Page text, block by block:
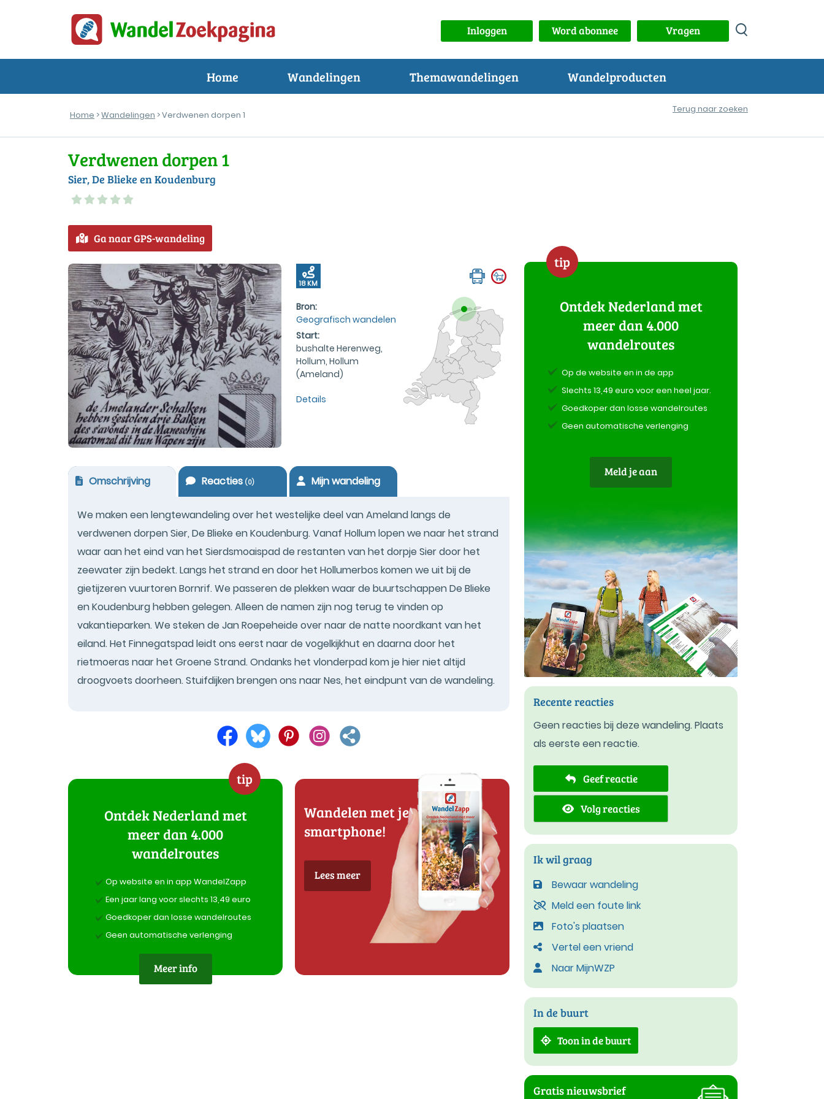
Inloggen Word abonnee Vragen
Home Wandelingen Themawandelingen Wandelproducten
Home >Wandelingen > Verdwenen dorpen 1
Terug naar zoeken
Verdwenen dorpen 1
Sier, De Blieke en Koudenburg
Ga naar GPS-wandeling
18 KM
Bron:
Geografisch wandelen
Start:
bushalte Herenweg,
Hollum, Hollum
(Ameland)
Details
Omschrijving Reacties(0) Mijn wandeling
We maken een lengtewandeling over het westelijke deel van Ameland langs de
verdwenen dorpen Sier, De Blieke en Koudenburg. Vanaf Hollum lopen we naar het strand
waar aan het eind van het Sierdsmoaispad de restanten van het dorpje Sier door het
zeewater zijn bedekt. Langs het strand en door het Hollumerbos komen we uit bij de
gietijzeren vuurtoren Bornrif. We passeren de plekken waar de buurtschappen De Blieke
en Koudenburg hebben gelegen. Alleen de namen zijn nog terug te vinden op
vakantieparken. We steken de Jan Roepeheide over naar de natte noordkant van het
eiland. Het Finnegatspad leidt ons eerst naar de vogelkijkhut en daarna door het
rietmoeras naar het Groene Strand. Ondanks het vlonderpad kom je hier niet altijd
droogvoets doorheen. Stuifdijken brengen ons naar Nes, het eindpunt van de wandeling.
tip
Ontdek Nederland met
meer dan 4.000
wandelroutes
Op website en in app WandelZapp
Een jaar lang voor slechts 13,49 euro
Goedkoper dan losse wandelroutes
Geen automatische verlenging
Meer info
Wandelen met je
smartphone!
Lees meer
tip
Ontdek Nederland met
meer dan 4.000
wandelroutes
Op de website en in de app
Slechts 13,49 euro voor een heel jaar.
Goedkoper dan losse wandelroutes
Geen automatische verlenging
Meld je aan
Recente reacties
Geen reacties bij deze wandeling. Plaats
als eerste een reactie.
Geef reactie
Volg reacties
Ik wil graag
Bewaar wandeling
Meld een foute link
Foto's plaatsen
Vertel een vriend
Naar MijnWZP
In de buurt
Toon in de buurt
Gratis nieuwsbrief